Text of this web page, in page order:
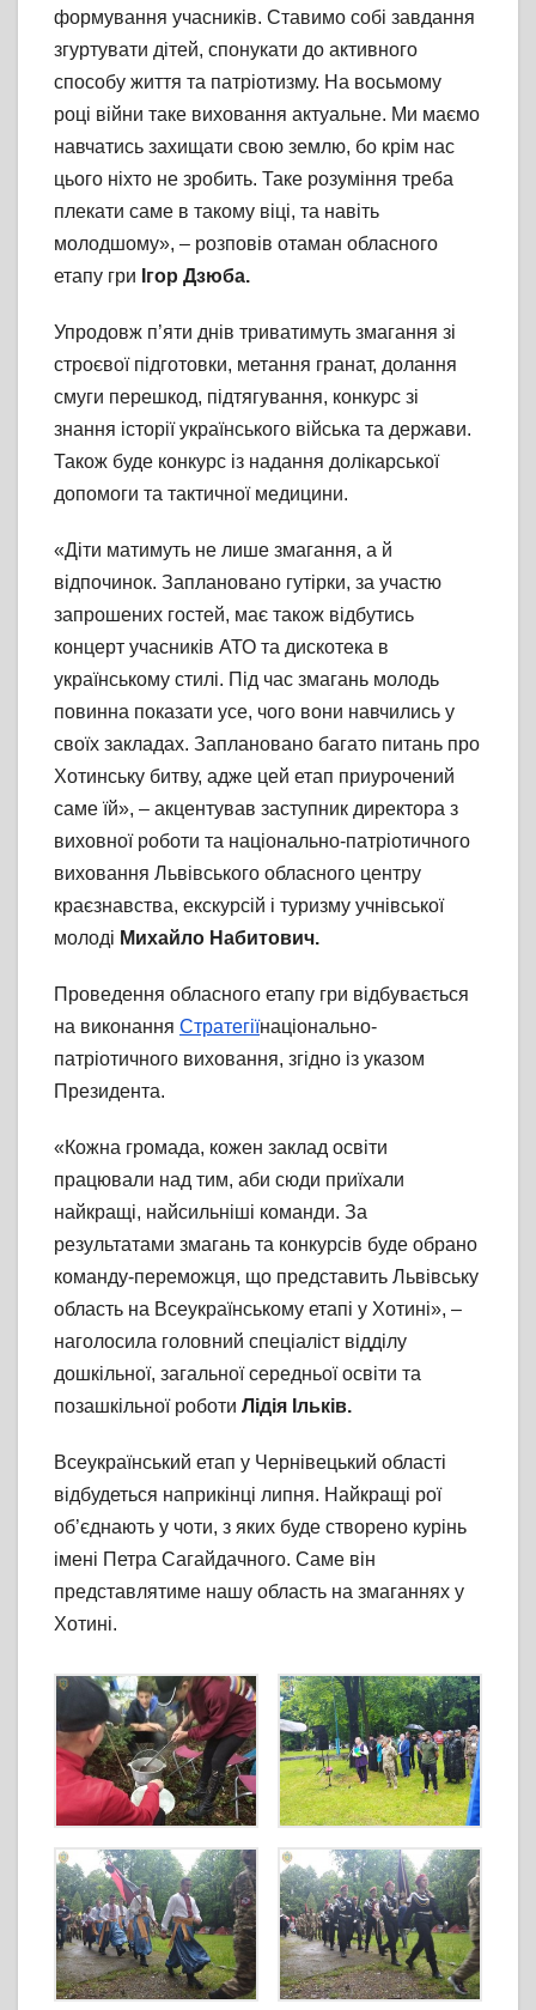
формування учасників. Ставимо собі завдання
згуртувати дітей, спонукати до активного
способу життя та патріотизму. На восьмому
році війни таке виховання актуальне. Ми маємо
навчатись захищати свою землю, бо крім нас
цього ніхто не зробить. Таке розуміння треба
плекати саме в такому віці, та навіть
молодшому», – розповів отаман обласного
етапу гри Ігор Дзюба.
Упродовж п’яти днів триватимуть змагання зі
строєвої підготовки, метання гранат, долання
смуги перешкод, підтягування, конкурс зі
знання історії українського війська та держави.
Також буде конкурс із надання долікарської
допомоги та тактичної медицини.
«Діти матимуть не лише змагання, а й
відпочинок. Заплановано гутірки, за участю
запрошених гостей, має також відбутись
концерт учасників АТО та дискотека в
українському стилі. Під час змагань молодь
повинна показати усе, чого вони навчились у
своїх закладах. Заплановано багато питань про
Хотинську битву, адже цей етап приурочений
саме їй», – акцентував заступник директора з
виховної роботи та національно-патріотичного
виховання Львівського обласного центру
краєзнавства, екскурсій і туризму учнівської
молоді Михайло Набитович.
Проведення обласного етапу гри відбувається
на виконання Стратегіїнаціонально-
патріотичного виховання, згідно із указом
Президента.
«Кожна громада, кожен заклад освіти
працювали над тим, аби сюди приїхали
найкращі, найсильніші команди. За
результатами змагань та конкурсів буде обрано
команду-переможця, що представить Львівську
область на Всеукраїнському етапі у Хотині», –
наголосила головний спеціаліст відділу
дошкільної, загальної середньої освіти та
позашкільної роботи Лідія Ільків.
Всеукраїнський етап у Чернівецький області
відбудеться наприкінці липня. Найкращі рої
об’єднають у чоти, з яких буде створено курінь
імені Петра Сагайдачного. Саме він
представлятиме нашу область на змаганнях у
Хотині.